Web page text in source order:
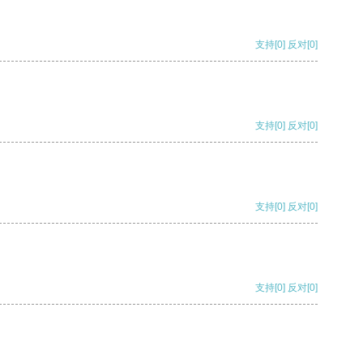
支持[0] 反对[0]
支持[0] 反对[0]
支持[0] 反对[0]
支持[0] 反对[0]